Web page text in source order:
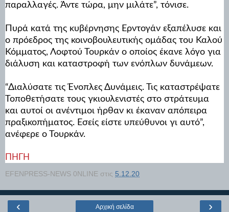
παραλλαγές. Άντε τώρα, μην μιλάτε”, τόνισε.
Πυρά κατά της κυβέρνησης Ερντογάν εξαπέλυσε και
ο πρόεδρος της κοινοβουλευτικής ομάδας του Καλού
Κόμματος, Λοφτού Τουρκάν ο οποίος έκανε λόγο για
διάλυση και καταστροφή των ενόπλων δυνάμεων.
“Διαλύσατε τις Ένοπλες Δυνάμεις. Τις καταστρέψατε
Τοποθετήσατε τους γκιουλενιστές στο στράτευμα
και αυτοί οι ανέντιμοι ήρθαν κι έκαναν απόπειρα
πραξικοπήματος. Εσείς είστε υπεύθυνοι γι αυτό”,
ανέφερε ο Τουρκάν.
ΠΗΓΗ
EFENPRESS-NEWS 0NLINE στις 5.12.20
‹ ›
Αρχική σελίδα